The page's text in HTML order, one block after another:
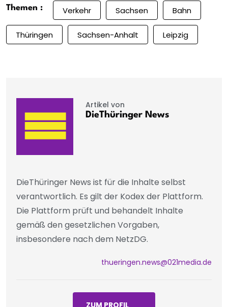
Themen : Verkehr Sachsen Bahn
Thüringen Sachsen-Anhalt Leipzig
Artikel von
DieThüringer News
DieThüringer News ist für die Inhalte selbst
verantwortlich. Es gilt der Kodex der Plattform.
Die Plattform prüft und behandelt Inhalte
gemäß den gesetzlichen Vorgaben,
insbesondere nach dem NetzDG.
thueringen.news@021media.de
ZUM PROFIL